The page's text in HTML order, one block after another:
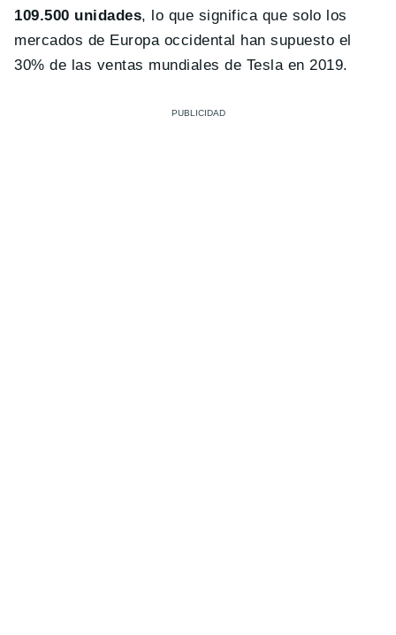
109.500 unidades, lo que significa que solo los
mercados de Europa occidental han supuesto el
30% de las ventas mundiales de Tesla en 2019.